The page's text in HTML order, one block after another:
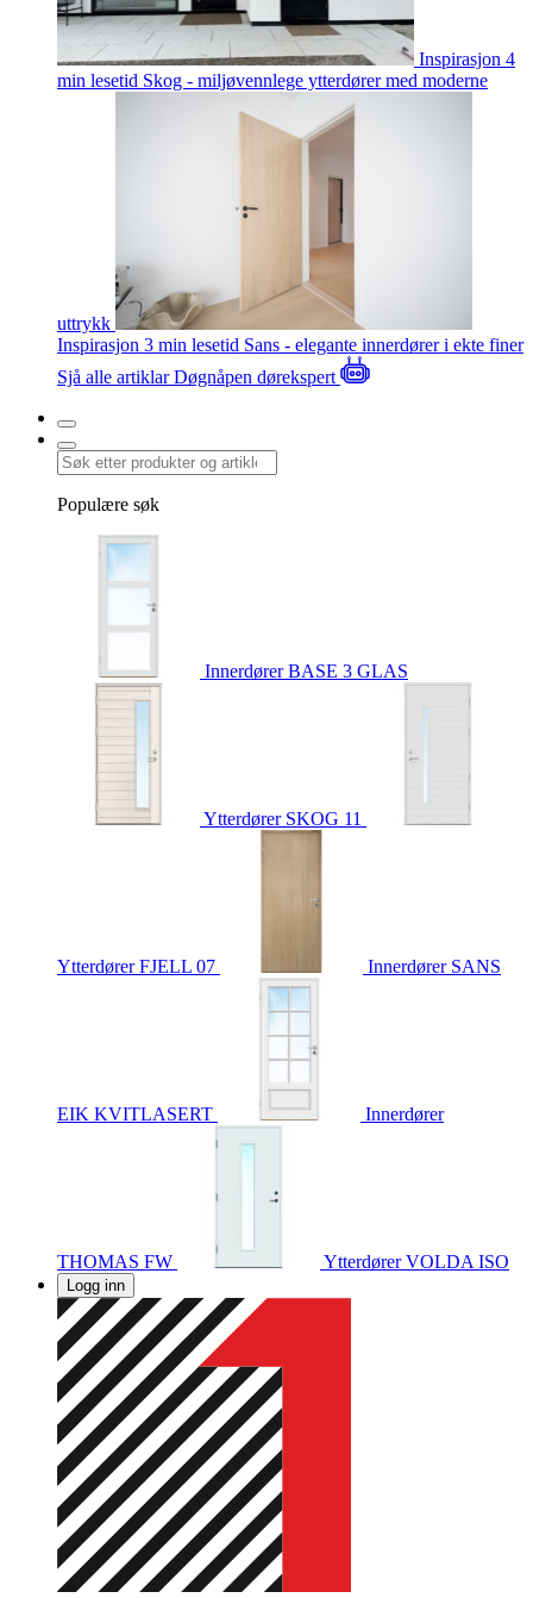
Inspirasjon 4
min lesetid Skog - miljøvennlege ytterdører med moderne
uttrykk
Inspirasjon 3 min lesetid Sans - elegante innerdører i ekte finer
Sjå alle artiklarDøgnåpen dørekspert
Populære søk
InnerdørerBASE 3 GLAS
Ytterdører SKOG 11
YtterdørerFJELL 07 Innerdører SANS
EIK KVITLASERT Innerdører
THOMAS FW YtterdørerVOLDA ISO
Logg inn